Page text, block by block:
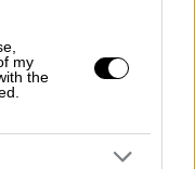
my
the
στον τομέα
αποκάλυψε, το
υπερδύναμη